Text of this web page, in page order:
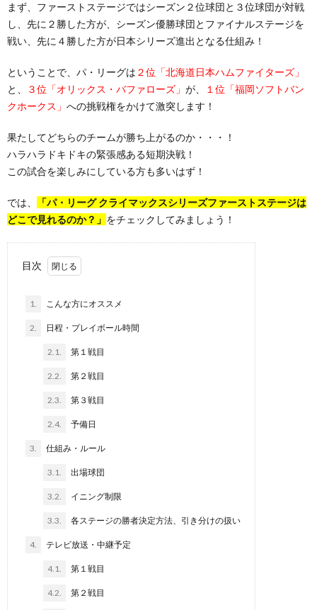
まず、ファーストステージではシーズン２位球団と３位球団が対戦
し、先に２勝した方が、シーズン優勝球団とファイナルステージを
戦い、先に４勝した方が日本シリーズ進出となる仕組み！
ということで、パ・リーグは ２位「北海道日本ハムファイターズ」
と、
３位「オリックス・バファローズ」 が、
１位「福岡ソフトバン
クホークス」 への挑戦権をかけて激突します！
果たしてどちらのチームが勝ち上がるのか・・・！
ハラハラドキドキの緊張感ある短期決戦！
この試合を楽しみにしている方も多いはず！
では、
「パ・リーグ クライマックスシリーズファーストステージは
どこで見れるのか？」 をチェックしてみましょう！
目次
1. こんな方にオススメ
2. 日程・プレイボール時間
2.1. 第１戦目
2.2. 第２戦目
2.3. 第３戦目
2.4. 予備日
3. 仕組み・ルール
3.1. 出場球団
3.2. イニング制限
3.3. 各ステージの勝者決定方法、引き分けの扱い
4. テレビ放送・中継予定
4.1. 第１戦目
4.2. 第２戦目